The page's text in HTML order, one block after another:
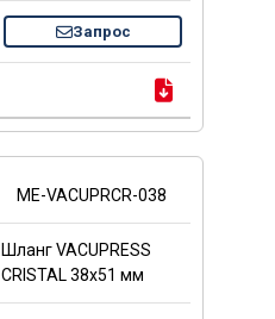
Запрос
ME-VACUPRCR-038
Шланг VACUPRESS
CRISTAL 38x51 мм